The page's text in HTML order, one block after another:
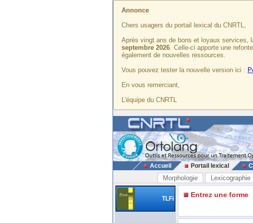
Annonce
Chers usagers du portail lexical du CNRTL,
Après vingt ans de bons et loyaux services,
septembre 2026. Celle-ci apporte une
également de nouvelles ressources.
Vous pouvez tester la nouvelle version ici :
En vous remerciant,
L'équipe du CNRTL
Accueil Portail lexical
Morphologie Lexicographie
TLFi Entrez une forme